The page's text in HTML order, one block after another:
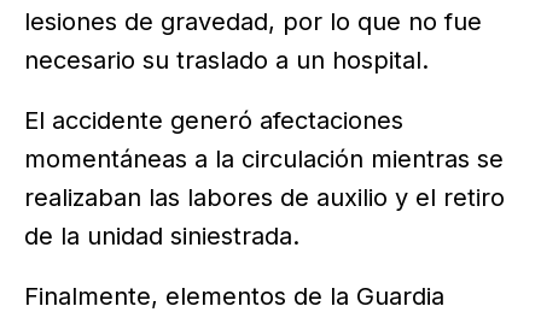
lesiones de gravedad, por lo que no fue
necesario su traslado a un hospital.
El accidente generó afectaciones
momentáneas a la circulación mientras se
realizaban las labores de auxilio y el retiro
de la unidad siniestrada.
Finalmente, elementos de la Guardia